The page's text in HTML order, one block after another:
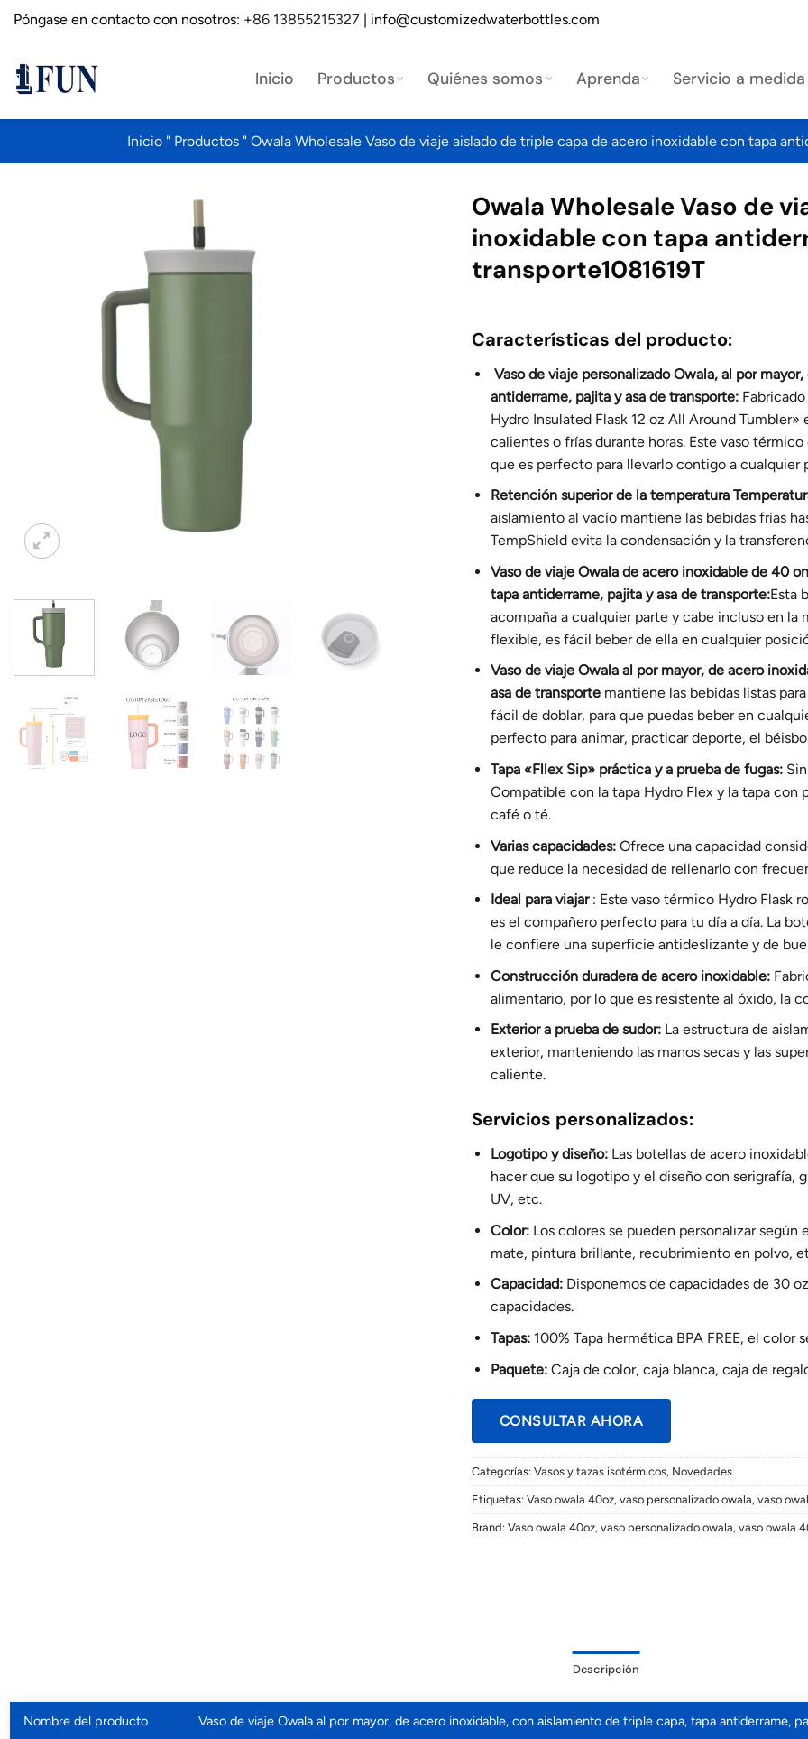
SaltarPóngase en contacto con nosotros: +86 13855215327 | info@customizedwaterbottles.com
Inicio Productos Quiénes somos Aprenda Servicio a medida
Inicio" Productos" Owala Wholesale Vaso de viaje aislado de triple capa de acero inoxidable con tapa
Owala Wholesale Vaso de
inoxidable con tapa
transporte1081619T
Características del producto:
Vaso de viaje personalizado Owala, al por
antiderrame, pajita y asa de transporte:Fabricado
Hydro Insulated Flask 12 oz All Around
calientes o frías durante horas. Este vaso
que es perfecto para llevarlo contigo a cualquier
Retención superior de la temperatura
aislamiento al vacío mantiene las bebidas frías
TempShield evita la condensación y la
Vaso de viaje Owala de acero inoxidable de 40
tapa antiderrame, pajita y asa de transporte:Esta
acompaña a cualquier parte y cabe incluso en la
flexible, es fácil beber de ella en cualquier
Vaso de viaje Owala al por mayor, de acero
asa de transporte mantiene las bebidas listas
fácil de doblar, para que puedas beber en
perfecto para animar, practicar deporte, el
Tapa «Fllex Sip» práctica y a prueba de fugas:Sin
Compatible con la tapa Hydro Flex y la tapa con
café o té.
Varias capacidades:Ofrece una capacidad
que reduce la necesidad de rellenarlo con
Ideal para viajar : Este vaso térmico Hydro Flask
es el compañero perfecto para tu día a día. La
le confiere una superficie antideslizante y de
Construcción duradera de acero inoxidable:
alimentario, por lo que es resistente al óxido, la
Exterior a prueba de sudor:La estructura de
exterior, manteniendo las manos secas y las
caliente.
Servicios personalizados:
Logotipo y diseño:Las botellas de acero
hacer que su logotipo y el diseño con serigrafía,
UV, etc.
Color:Los colores se pueden personalizar
mate, pintura brillante, recubrimiento en polvo,
Capacidad:Disponemos de capacidades de 30
capacidades.
Tapas: 100% Tapa hermética BPA FREE, el color
Paquete: Caja de color, caja blanca, caja de
CONSULTAR AHORA
Categorías: Vasos y tazas isotérmicos, Novedades
Etiquetas: Vaso owala 40oz, vaso personalizado owala, vaso
Brand: Vaso owala 40oz, vaso personalizado owala, vaso owala
Descripción
Nombre del producto Vaso de viaje Owala al por mayor, de acero inoxidable, con aislamiento de triple capa, tapa antiderrame,